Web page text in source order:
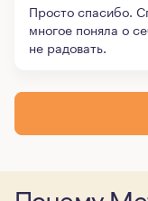
Просто спасибо.
многое поняла о
не радовать.